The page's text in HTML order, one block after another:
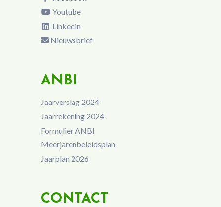
Youtube
Linkedin
Nieuwsbrief
ANBI
Jaarverslag 2024
Jaarrekening 2024
Formulier ANBI
Meerjarenbeleidsplan
Jaarplan 2026
CONTACT